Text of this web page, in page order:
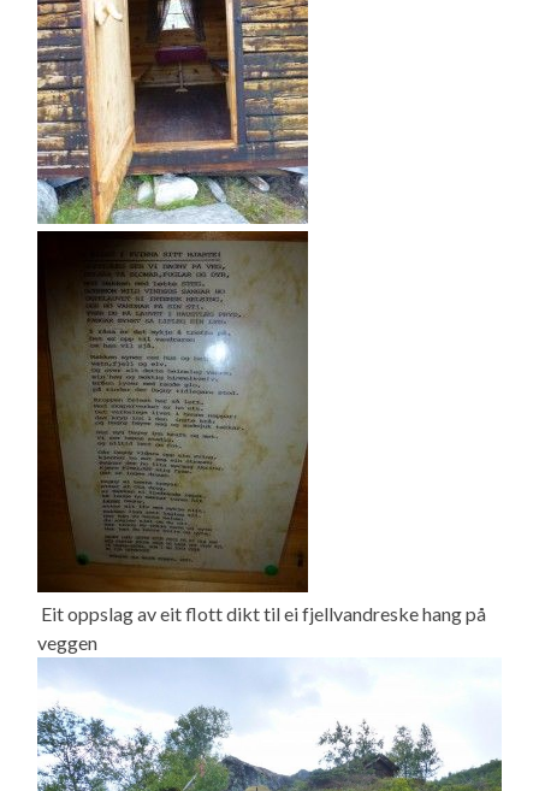
Eit oppslag av eit flott dikt til ei fjellvandreske hang på
veggen